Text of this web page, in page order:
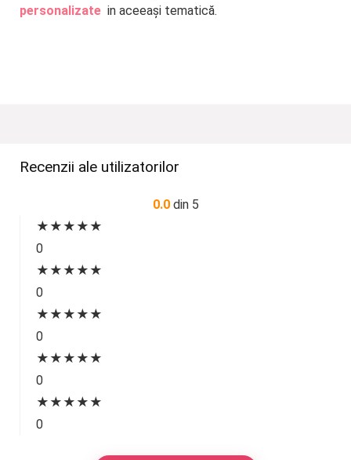
personalizate in aceeași tematică.
Recenzii ale utilizatorilor
0.0 din 5
★ ★ ★ ★ ★
0
★ ★ ★ ★ ★
0
★ ★ ★ ★ ★
0
★ ★ ★ ★ ★
0
★ ★ ★ ★ ★
0